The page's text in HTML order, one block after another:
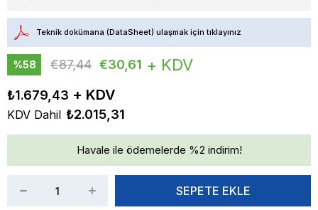
Teknik dokümana (DataSheet) ulaşmak için tıklayınız
%58
€87,44 €30,61 + KDV
₺1.679,43
KDV Dahil ₺2.015,31
Havale ile ödemelerde %2 indirim!